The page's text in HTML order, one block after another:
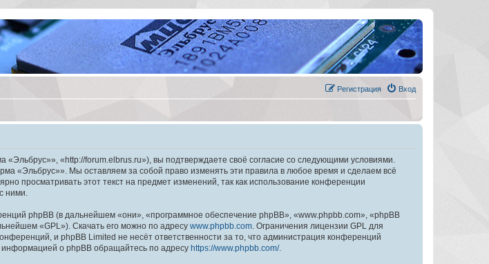
Вход
Регистрация
«http://forum.elbrus.ru»), вы подтверждаете своё согласие со следующими условиями.
«Эльбрус»». Мы оставляем за собой право изменять эти правила в любое время и сделаем всё
просматривать этот текст на предмет изменений, так как использование конференции
ними.
phpBB (в дальнейшем «они», «программное обеспечение phpBB», «www.phpbb.com», «phpBB
«GPL»). Скачать его можно по адресу www.phpbb.com . Ограничения лицензии GPL для
и phpBB Limited не несёт ответственности за то, что администрация конференций
информацией о phpBB обращайтесь по адресу https://www.phpbb.com/.